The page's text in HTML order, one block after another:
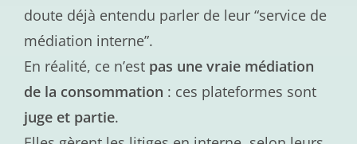
doute déjà entendu parler de leur “service de
médiation interne”.
En réalité, ce n’est pas une vraie médiation
de la consommation : ces plateformes sont
juge et partie.